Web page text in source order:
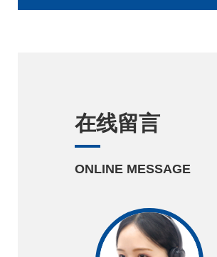
在线留言
ONLINE MESSAGE